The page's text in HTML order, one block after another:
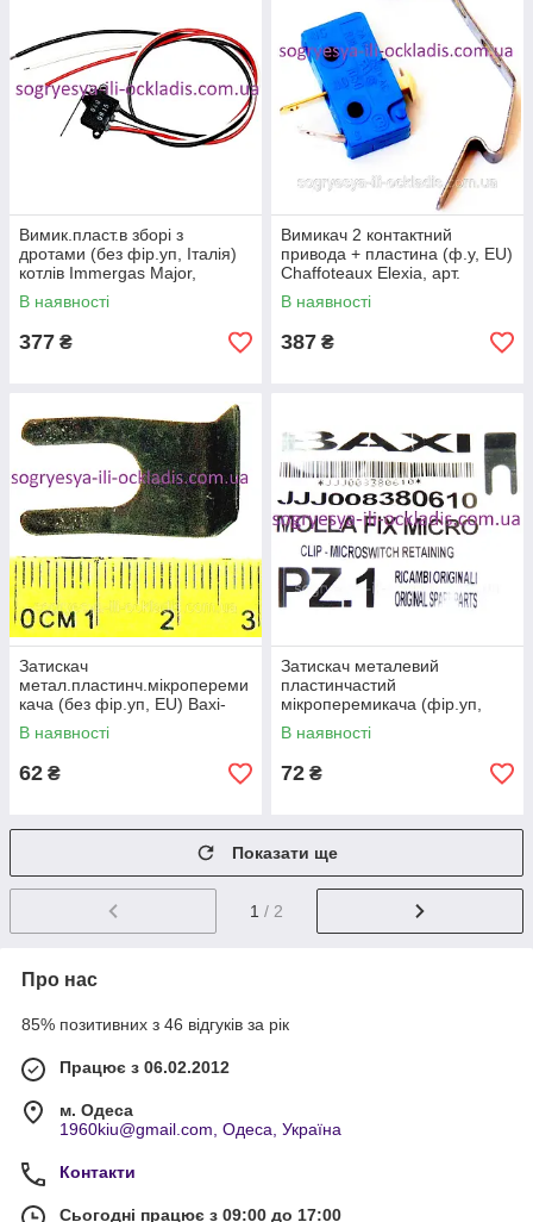
Вимик.пласт.в зборі з
дротами (без фір.уп, Італія)
котлів Immergas Major,
арт.1.010420, к.з.2014
В наявності
377 ₴
Вимикач 2 контактний
привода + пластина (ф.у, EU)
Chaffoteaux Elexia, арт.
61301904, к.з. 4227
В наявності
387 ₴
Затискач
метал.пластинч.мікропереми
кача (без фір.уп, EU) Baxi-
Westen, Rens, Zoom та ін.,
арт. 1107000, к.з. 4277/1
В наявності
62 ₴
Затискач металевий
пластинчастий
мікроперемикача (фір.уп,
EU) Baxi, Westen та ін,
арт.8380610, к.з.4277/2
В наявності
72 ₴
Показати ще
1 / 2
Про нас
85% позитивних з 46 відгуків за рік
Працює з 06.02.2012
м. Одеса
1960kiu@gmail.com, Одеса, Україна
Контакти
Сьогодні працює з 09:00 до 17:00